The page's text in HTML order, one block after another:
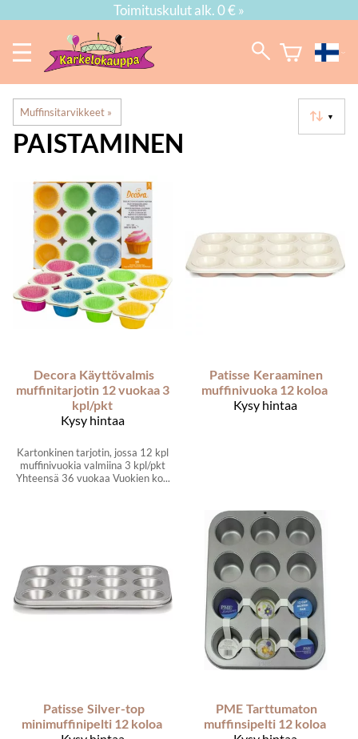
Toimituskulut alk. 0 € »
Muffinsitarvikkeet ‪» ▼
PAISTAMINEN
Decora Käyttövalmis
muffinitarjotin 12 vuokaa 3
kpl/pkt
Kysy hintaa
Kartonkinen tarjotin, jossa 12 kpl
muffinivuokia valmiina 3 kpl/pkt
Yhteensä 36 vuokaa Vuokien ko...
Patisse Keraaminen
muffinivuoka 12 koloa
Kysy hintaa
Patisse Silver-top
minimuffinipelti 12 koloa
PME Tarttumaton
muffinsipelti 12 koloa